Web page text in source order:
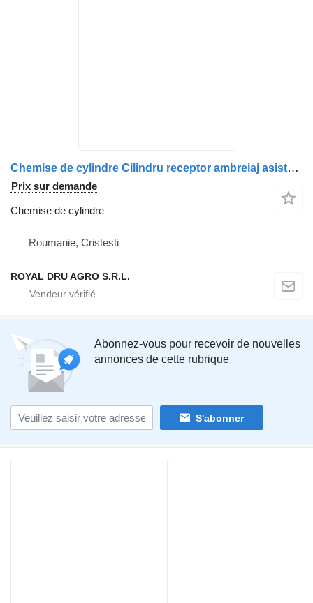
Chemise de cylindre Cilindru receptor ambreiaj asistat de servo pour camion DAF 1242089 1348734
Prix sur demande
Chemise de cylindre
Roumanie, Cristesti
ROYAL DRU AGRO S.R.L.
Abonnez-vous pour recevoir de nouvelles
annonces de cette rubrique
S'abonner